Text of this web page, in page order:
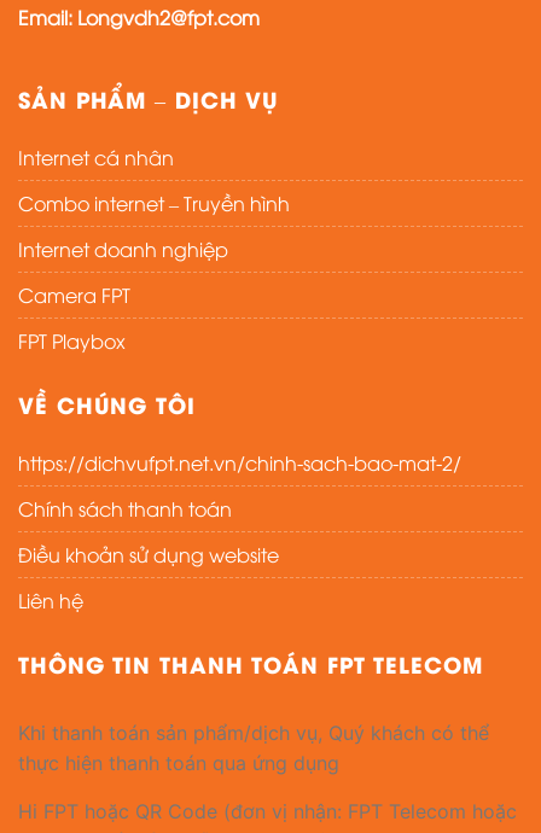
Email: Longvdh2@fpt.com
SẢN PHẨM – DỊCH VỤ
Internet cá nhân
Combo internet – Truyền hình
Internet doanh nghiệp
Camera FPT
FPT Playbox
VỀ CHÚNG TÔI
https://dichvufpt.net.vn/chinh-sach-bao-mat-2/
Chính sách thanh toán
Điều khoản sử dụng website
Liên hệ
THÔNG TIN THANH TOÁN FPT TELECOM
Khi thanh toán sản phẩm/dịch vụ, Quý khách có thể
thực hiện thanh toán qua ứng dụng
Hi FPT hoặc QR Code (đơn vị nhận: FPT Telecom hoặc